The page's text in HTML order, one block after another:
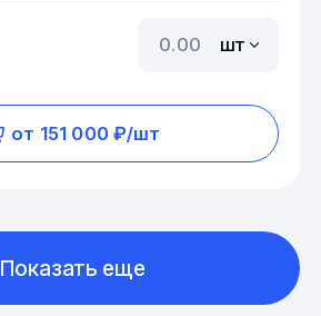
шт
от 151 000 ₽/шт
Показать еще